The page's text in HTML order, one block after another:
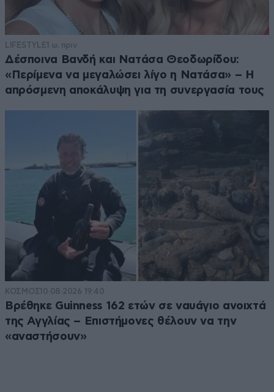
LIFESTYLE1 ω. πριν
Δέσποινα Βανδή και Νατάσα Θεοδωρίδου:
«Περίμενα να μεγαλώσει λίγο η Νατάσα» – Η
απρόσμενη αποκάλυψη για τη συνεργασία τους
ΚΟΣΜΟΣ10·08·2026 19:40
Βρέθηκε Guinness 162 ετών σε ναυάγιο ανοιχτά
της Αγγλίας – Επιστήμονες θέλουν να την
«αναστήσουν»